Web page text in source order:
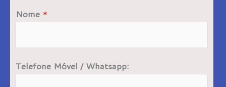
Nome *
Telefone Móvel / Whatsapp: